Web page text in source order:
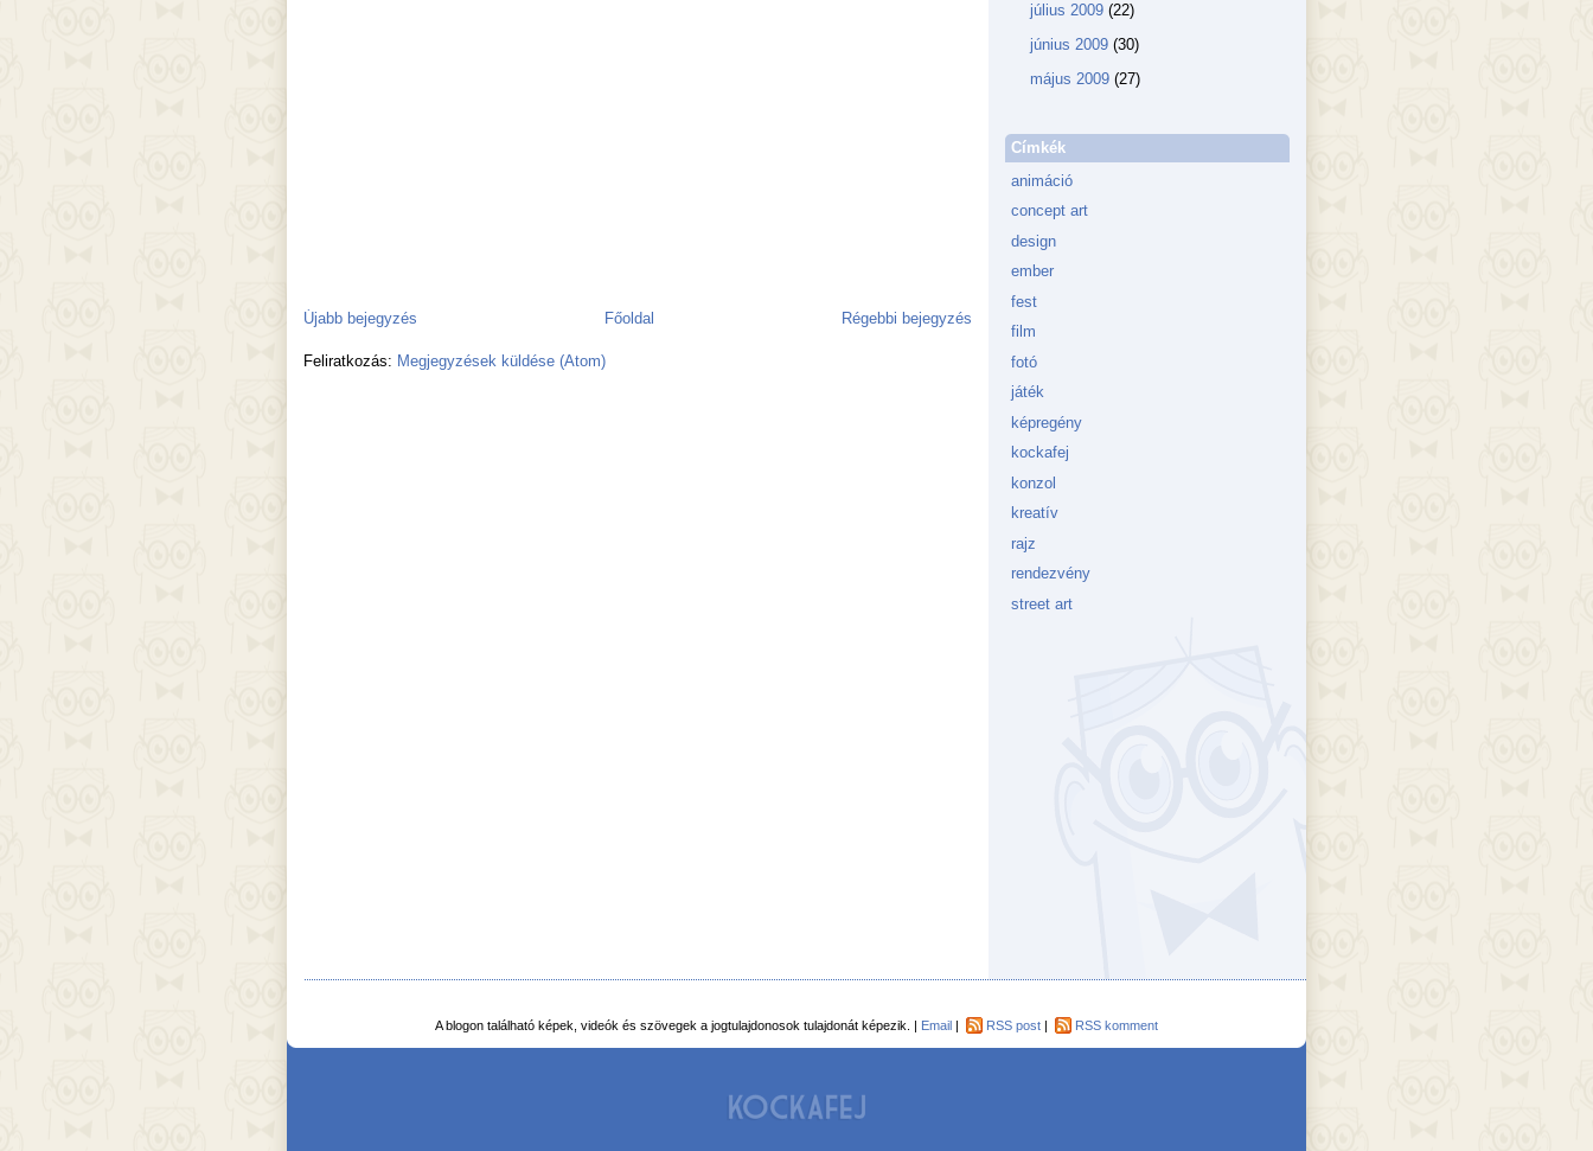
Újabb bejegyzés Régebbi bejegyzés
Főoldal
Feliratkozás: Megjegyzések küldése (Atom)
július 2009 (22)
június 2009 (30)
május 2009 (27)
Címkék
animáció
concept art
design
ember
fest
film
fotó
játék
képregény
kockafej
konzol
kreatív
rajz
rendezvény
street art
A blogon található képek, videók és szövegek a jogtulajdonosok tulajdonát képezik. | Email RSS post RSS komment